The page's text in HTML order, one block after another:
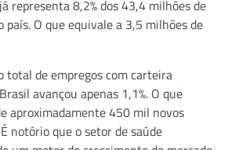
representa 8,2% dos 43,4 milhões de
país. O que equivale a 3,5 milhões de
total de empregos com carteira
avançou apenas 1,1%. O que
aproximadamente 450 mil novos
notório que o setor de saúde